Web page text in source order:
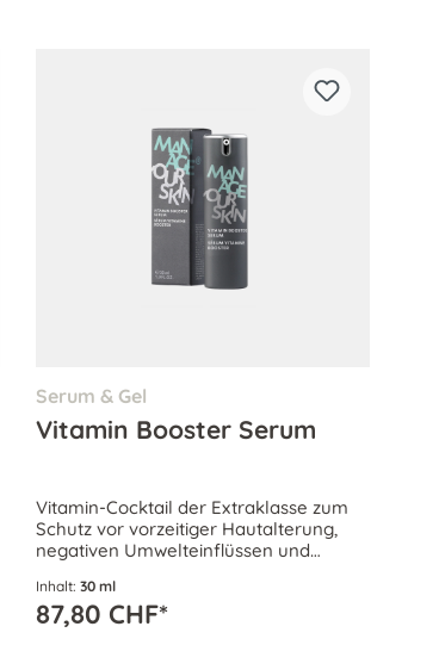
Serum & Gel
Vitamin Booster Serum
Vitamin-Cocktail der Extraklasse zum
Schutz vor vorzeitiger Hautalterung,
negativen Umwelteinflüssen und
Inhalt: 30 ml
87,80 CHF*